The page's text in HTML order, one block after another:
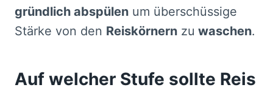
gründlich abspülen um überschüssige
Stärke von den Reiskörnern zu waschen.
Auf welcher Stufe sollte Reis